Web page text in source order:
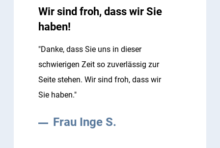
Wir sind froh, dass wir Sie
haben!
"Danke, dass Sie uns in dieser
schwierigen Zeit so zuverlässig zur
Seite stehen. Wir sind froh, dass wir
Sie haben."
Frau Inge S.